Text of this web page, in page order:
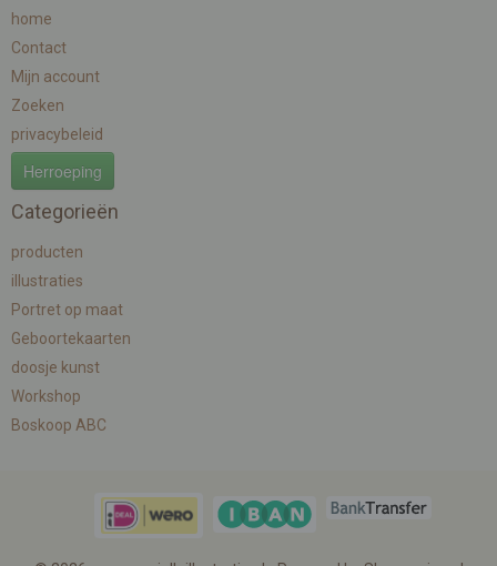
home
Contact
Mijn account
Zoeken
privacybeleid
Herroeping
Categorieën
producten
illustraties
Portret op maat
Geboortekaarten
doosje kunst
Workshop
Boskoop ABC